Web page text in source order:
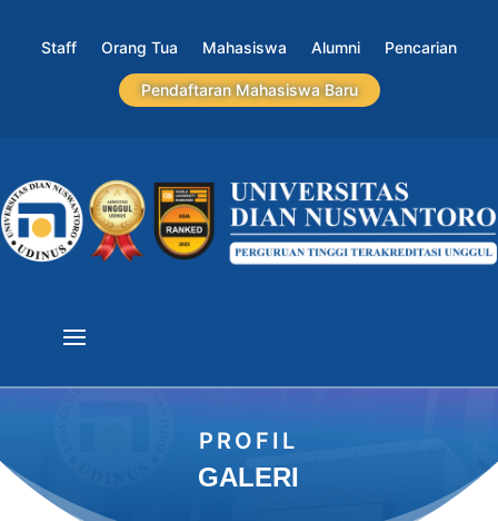
Staff Orang Tua Mahasiswa Alumni Pencarian
Pendaftaran Mahasiswa Baru
PROFIL
GALERI